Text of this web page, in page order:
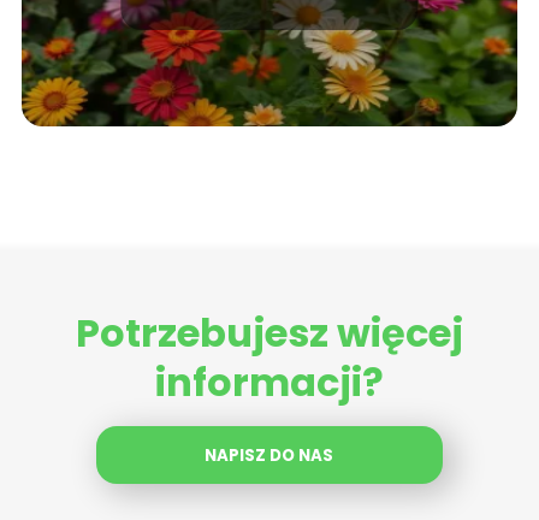
Potrzebujesz więcej
informacji?
NAPISZ DO NAS